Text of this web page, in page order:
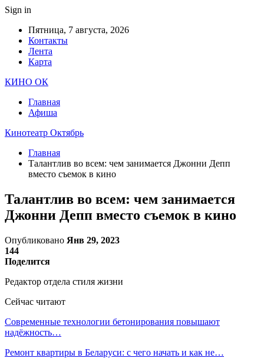
Sign in
Пятница, 7 августа, 2026
Контакты
Лента
Карта
КИНО ОК
Главная
Афиша
Кинотеатр Октябрь
Главная
Талантлив во всем: чем занимается Джонни Депп
вместо съемок в кино
Талантлив во всем: чем занимается
Джонни Депп вместо съемок в кино
Опубликовано Янв 29, 2023
144
Поделится
Редактор отдела стиля жизни
Сейчас читают
Современные технологии бетонирования повышают
надёжность…
Ремонт квартиры в Беларуси: с чего начать и как не…